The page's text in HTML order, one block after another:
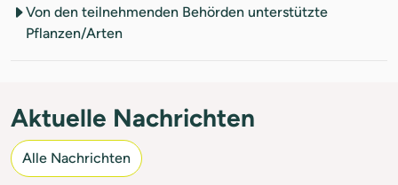
Von den teilnehmenden Behörden unterstützte
Pflanzen/Arten
Aktuelle Nachrichten
Alle Nachrichten